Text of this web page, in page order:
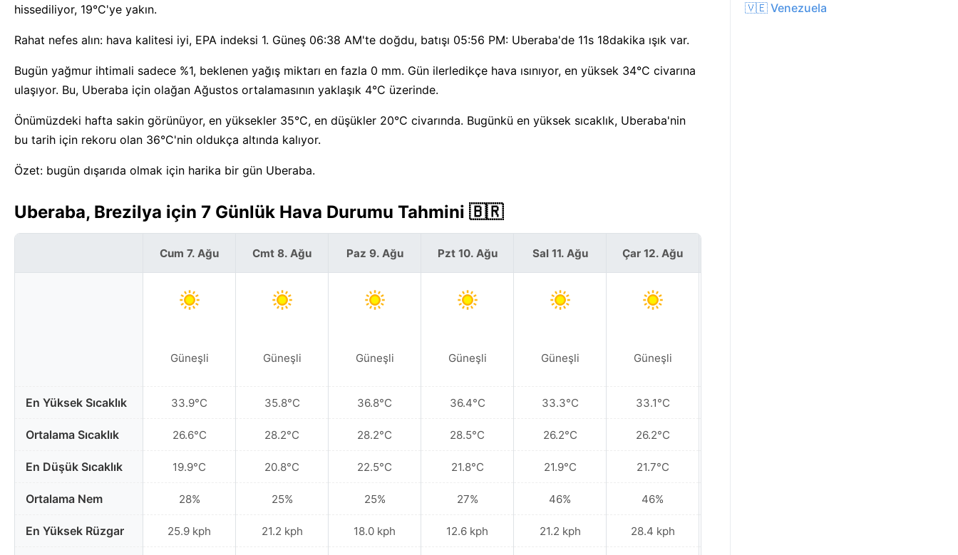
hissediliyor, 19°C'ye yakın.
Rahat nefes alın: hava kalitesi iyi, EPA indeksi 1. Güneş 06:38 AM'te doğdu, batışı 05:56 PM: Uberaba'de 11s 18dakika ışık var.
Bugün yağmur ihtimali sadece %1, beklenen yağış miktarı en fazla 0 mm. Gün ilerledikçe hava ısınıyor, en yüksek 34°C civarına
ulaşıyor. Bu, Uberaba için olağan Ağustos ortalamasının yaklaşık 4°C üzerinde.
Önümüzdeki hafta sakin görünüyor, en yüksekler 35°C, en düşükler 20°C civarında. Bugünkü en yüksek sıcaklık, Uberaba'nin
bu tarih için rekoru olan 36°C'nin oldukça altında kalıyor.
Özet: bugün dışarıda olmak için harika bir gün Uberaba.
Uberaba, Brezilya için 7 Günlük Hava Durumu Tahmini 🇧🇷
En Yüksek Sıcaklık
Ortalama Sıcaklık
En Düşük Sıcaklık
Ortalama Nem
En Yüksek Rüzgar
Cum 7. Ağu
Güneşli
33.9°C
26.6°C
19.9°C
28%
25.9 kph
Cmt 8. Ağu
Güneşli
35.8°C
28.2°C
20.8°C
25%
21.2 kph
Paz 9. Ağu
Güneşli
36.8°C
28.2°C
22.5°C
25%
18.0 kph
Pzt 10. Ağu
Güneşli
36.4°C
28.5°C
21.8°C
27%
12.6 kph
Sal 11. Ağu
Güneşli
33.3°C
26.2°C
21.9°C
46%
21.2 kph
Çar 12. Ağu
Güneşli
33.1°C
26.2°C
21.7°C
46%
28.4 kph
🇻🇪 Venezuela